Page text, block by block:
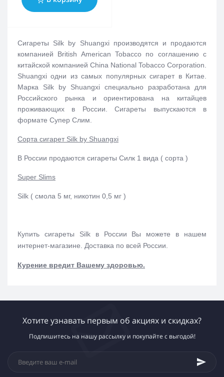
Сигареты Silk by Shuangxi производятся и продаются
компанией British American Tobacco по соглашению с
китайской компанией China National Tobacco Corporation.
Shuangxi одни из самых популярных сигарет в Китае.
Марка Silk by Shuangxi специально разработана для
Российского рынка и ориентирована на китайцев
проживающих в России. Сигареты выпускаются в
формате Супер Слим.
Сорта сигарет Silk by Shuangxi
В России продаются сигареты Силк 1 вида ( сорта )
Super Slims
Silk ( смола 5 мг, никотин 0,5 мг )
Купить сигареты Silk в России Вы можете в нашем
интернет-магазине. Доставка по всей России.
Курение вредит Вашему здоровью.
Хотите узнавать первым об акциях и скидках?
Подпишитесь на нашу рассылку и покупайте с выгодой!